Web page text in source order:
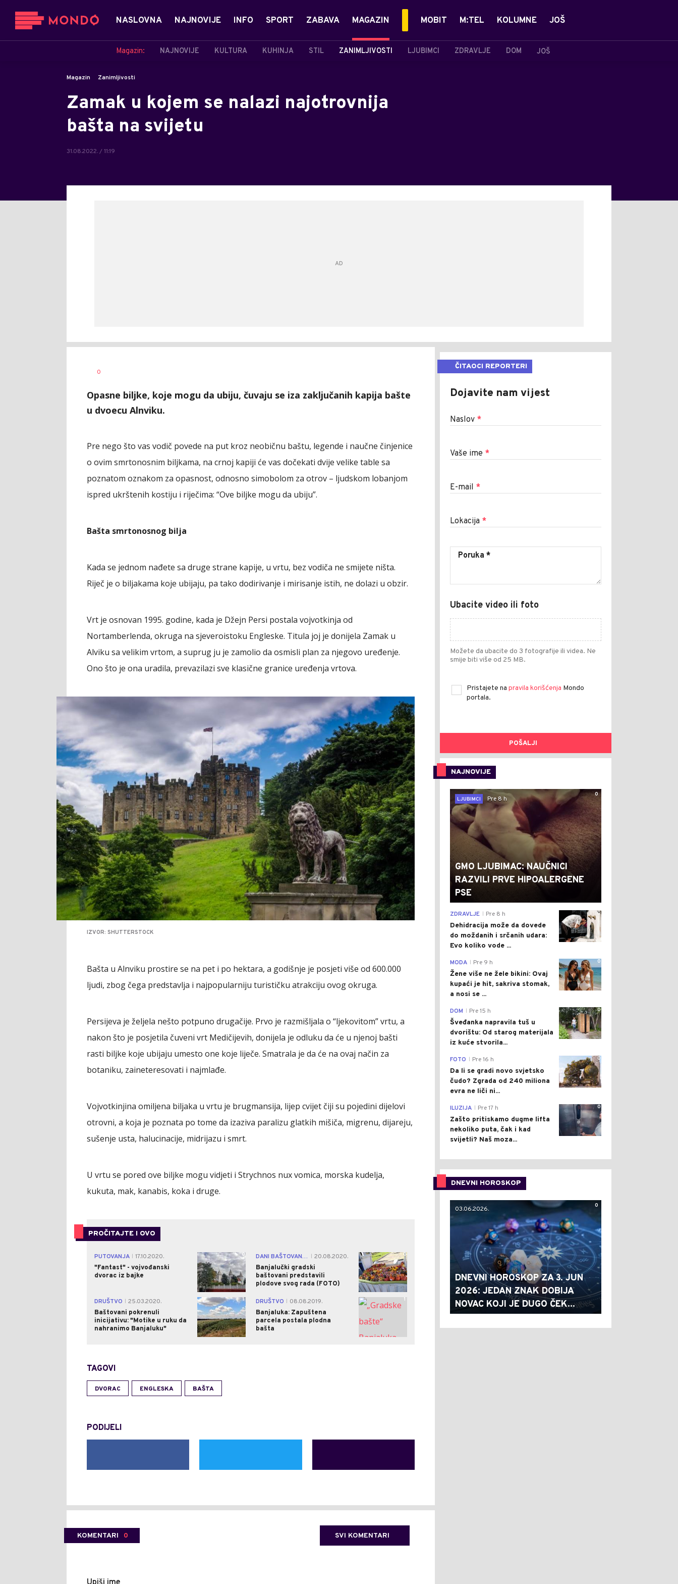
NASLOVNA NAJNOVIJE INFO SPORT ZABAVA MAGAZIN
Magazin: NAJNOVIJE KULTURA KUHINJA STIL ZANIMLJIVOSTI LJUBIMCI ZDRAVLJE DOM JOŠ
MOBIT M:TEL KOLUMNE JOŠ
Magazin Zanimljivosti
Zamak u kojem se nalazi najotrovnija
bašta na svijetu
31.08.2022. / 11:19
AUTOR
0
Opasne biljke, koje mogu da ubiju, čuvaju se iza zaključanih kapija bašte
u dvoecu Alnviku.
Pre nego što vas vodič povede na put kroz neobičnu baštu, legende i naučne činjenice
o ovim smrtonosnim biljkama, na crnoj kapiji će vas dočekati dvije velike table sa
poznatom oznakom za opasnost, odnosno simobolom za otrov – ljudskom lobanjom
ispred ukrštenih kostiju i riječima: “Ove biljke mogu da ubiju”.
Bašta smrtonosnog bilja
Kada se jednom nađete sa druge strane kapije, u vrtu, bez vodiča ne smijete ništa.
Riječ je o biljakama koje ubijaju, pa tako dodirivanje i mirisanje istih, ne dolazi u obzir.
Vrt je osnovan 1995. godine, kada je Džejn Persi postala vojvotkinja od
Nortamberlenda, okruga na sjeveroistoku Engleske. Titula joj je donijela Zamak u
Alviku sa velikim vrtom, a suprug ju je zamolio da osmisli plan za njegovo uređenje.
Ono što je ona uradila, prevazilazi sve klasične granice uređenja vrtova.
IZVOR: SHUTTERSTOCK
Bašta u Alnviku prostire se na pet i po hektara, a godišnje je posjeti više od 600.000
ljudi, zbog čega predstavlja i najpopularniju turističku atrakciju ovog okruga.
Persijeva je željela nešto potpuno drugačije. Prvo je razmišljala o “ljekovitom” vrtu, a
nakon što je posjetila čuveni vrt Medičijevih, donijela je odluku da će u njenoj bašti
rasti biljke koje ubijaju umesto one koje liječe. Smatrala je da će na ovaj način za
botaniku, zaineteresovati i najmlađe.
Vojvotkinjina omiljena biljaka u vrtu je brugmansija, lijep cvijet čiji su pojedini dijelovi
otrovni, a koja je poznata po tome da izaziva paralizu glatkih mišiča, migrenu, dijareju,
sušenje usta, halucinacije, midrijazu i smrt.
U vrtu se pored ove biljke mogu vidjeti i Strychnos nux vomica, morska kudelja,
kukuta, mak, kanabis, koka i druge.
PROČITAJTE I OVO
PUTOVANJA
17.10.2020.
"Fantast" - vojvođanski
dvorac iz bajke
0 DANI BAŠTOVANSTVA
20.08.2020.
Banjalučki gradski
baštovani predstavili
plodove svog rada (FOTO)
0
DRUŠTVO
25.03.2020.
Baštovani pokrenuli
inicijativu: "Motike u ruku da
nahranimo Banjaluku"
1 DRUŠTVO
08.08.2019.
Banjaluka: Zapuštena
parcela postala plodna
bašta
1
TAGOVI
DVORAC ENGLESKA BAŠTA
PODIJELI
KOMENTARI 0 SVI KOMENTARI
ČITAOCI REPORTERI
Dojavite nam vijest
Naslov *
Vaše ime *
E-mail *
Lokacija *
Ubacite video ili foto
Možete da ubacite do 3 fotografije ili videa. Ne
smije biti više od 25 MB.
Pristajete na pravila korišćenja Mondo
portala.
POŠALJI
NAJNOVIJE
0
LJUBIMCI
Pre 8 h
GMO LJUBIMAC: NAUČNICI
RAZVILI PRVE HIPOALERGENE
PSE
0
ZDRAVLJE Pre 8 h
Dehidracija može da dovede
do moždanih i srčanih udara:
Evo koliko vode ...
0
MODA Pre 9 h
Žene više ne žele bikini: Ovaj
kupaći je hit, sakriva stomak,
a nosi se ...
0
DOM Pre 15 h
Šveđanka napravila tuš u
dvorištu: Od starog materijala
iz kuće stvorila...
0
FOTO Pre 16 h
Da li se gradi novo svjetsko
čudo? Zgrada od 240 miliona
evra ne liči ni...
0
ILUZIJA Pre 17 h
Zašto pritiskamo dugme lifta
nekoliko puta, čak i kad
svijetli? Naš moza...
DNEVNI HOROSKOP
0
03.06.2026.
DNEVNI HOROSKOP ZA 3. JUN
2026: JEDAN ZNAK DOBIJA
NOVAC KOJI JE DUGO ČEK...